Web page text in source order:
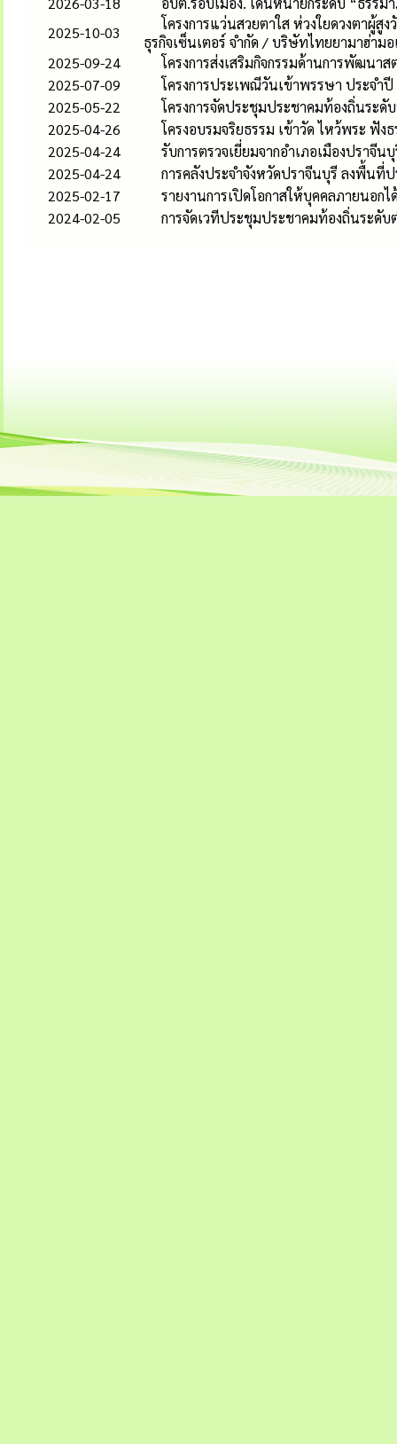
2025-10-03
โครงการแว่นสวยตาใส ห่วงใยดวงตาผู้
ธุรกิจเซ็นเตอร์ จำกัด / บริษัทไทยยามาฮ่าม
2025-09-24
โครงการส่งเสริมกิจกรรมด้านการพัฒนา
2025-07-09
โครงการประเพณีวันเข้าพรรษา ประจำ
2025-05-22
โครงการจัดประชุมประชาคมท้องถิ่นระ
2025-04-26
โครงอบรมจริยธรรม เข้าวัด ไหว้พระ ฟั
2025-04-24
รับการตรวจเยี่ยมจากอำเภอเมืองปราจีน
2025-04-24
การคลังประจำจังหวัดปราจีนบุรี ลงพื้นที่
2025-02-17
รายงานการเปิดโอกาสให้บุคคลภายนอก
2024-02-05
การจัดเวทีประชุมประชาคมท้องถิ่นระ